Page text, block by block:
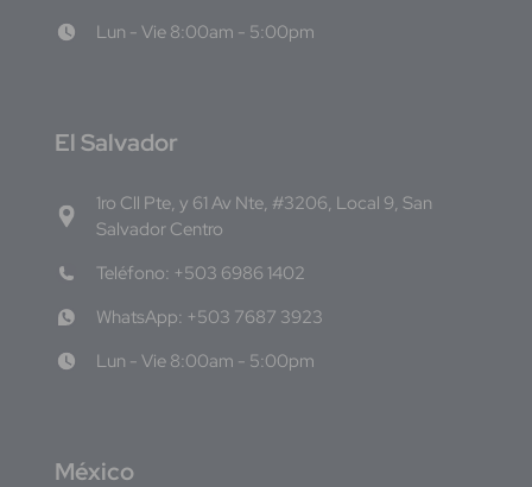
Lun - Vie 8:00am - 5:00pm
El Salvador
1ro Cll Pte, y 61 Av Nte, #3206, Local 9, San
Salvador Centro
Teléfono: +503 6986 1402
WhatsApp: +503 7687 3923
Lun - Vie 8:00am - 5:00pm
México